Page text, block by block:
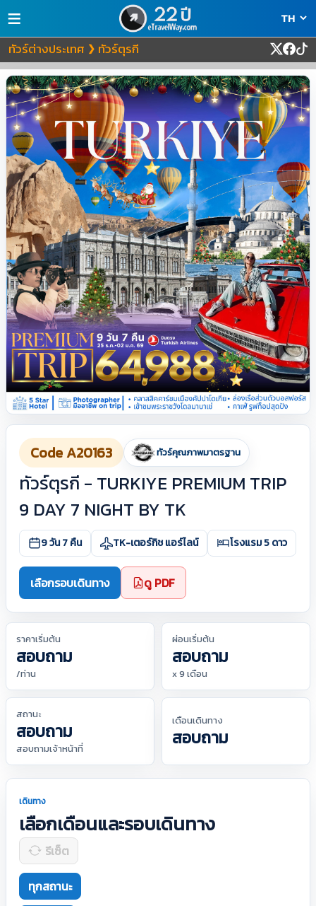
≡
ทัวร์ต่างประเทศ ❯ ทัวร์ตุรกี
Code A20163 ทัวร์คุณภาพมาตรฐาน
ทัวร์ตุรกี - TURKIYE PREMIUM TRIP
9 DAY 7 NIGHT BY TK
9 วัน 7 คืน TK-เตอร์กิช แอร์ไลน์ โรงแรม 5 ดาว
เลือกรอบเดินทาง ดู PDF
ราคาเริ่มต้น
สอบถาม
/ท่าน
ผ่อนเริ่มต้น
สอบถาม
x 9 เดือน
สถานะ
สอบถาม
สอบถามเจ้าหน้าที่
เดือนเดินทาง
สอบถาม
เดินทาง
เลือกเดือนและรอบเดินทาง
รีเซ็ต
ทุกสถานะ